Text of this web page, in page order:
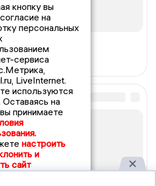
кнопку вы
на
персональных
сервиса
LiveInternet.
используются
на
принимаете
настроить
и
сайт